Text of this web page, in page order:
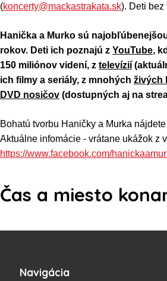
(koncerty@mackastrakata.sk). Deti bez
Hanička a Murko sú
rokov. Deti ich poznajú z YouTube,
150 miliónov videní, z televízií
ich filmy a seriály, z mnohých živých
DVD nosičov (dostupných aj na
Bohatú tvorbu Haničky a Murka
Aktuálne infomácie - vrátane ukážok z
https://www.facebook.com/
Čas a miesto
Navigácia